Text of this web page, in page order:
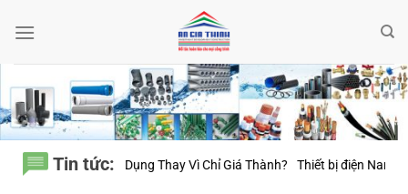
qua
Tin tức:
Thay Vì Chỉ Giá Thành? Thiết bị điện Nanoco – Vì sao những công